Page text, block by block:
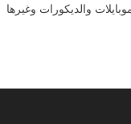
والديكورات وغيرها